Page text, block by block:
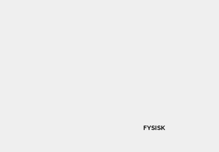
FYSISK